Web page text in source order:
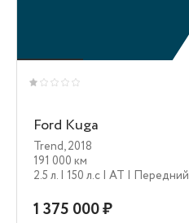
Ford Kuga
Trend,2018
191 000 км
2.5 л. | 150 л.c | AT | Передний
1 375 000 ₽